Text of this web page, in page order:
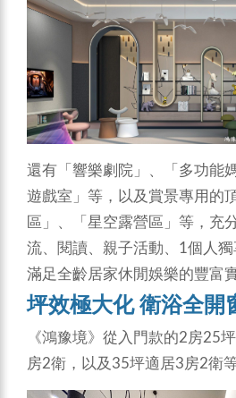
還有「響樂劇院」、「多功能
遊戲室」等，以及賞景專用的
區」、「星空露營區」等，充
流、閱讀、親子活動、1個人獨
滿足全齡居家休閒娛樂的豐富
坪效極大化 衛浴全開
《鴻豫境》從入門款的2房25
房2衛，以及35坪適居3房2衛等